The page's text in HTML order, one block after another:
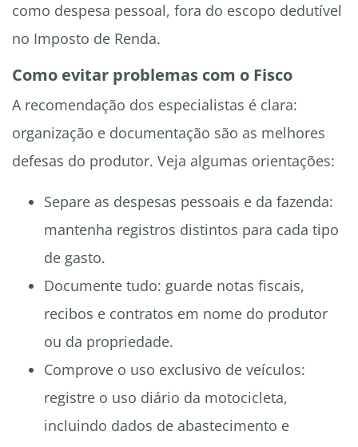
como despesa pessoal, fora do escopo dedutível
no Imposto de Renda.
Como evitar problemas com o Fisco
A recomendação dos especialistas é clara:
organização e documentação são as melhores
defesas do produtor. Veja algumas orientações:
Separe as despesas pessoais e da fazenda:
mantenha registros distintos para cada tipo
de gasto.
Documente tudo: guarde notas fiscais,
recibos e contratos em nome do produtor
ou da propriedade.
Comprove o uso exclusivo de veículos:
registre o uso diário da motocicleta,
incluindo dados de abastecimento e